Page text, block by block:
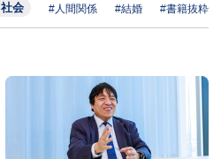
社会 #人間関係 #結婚 #書籍抜粋